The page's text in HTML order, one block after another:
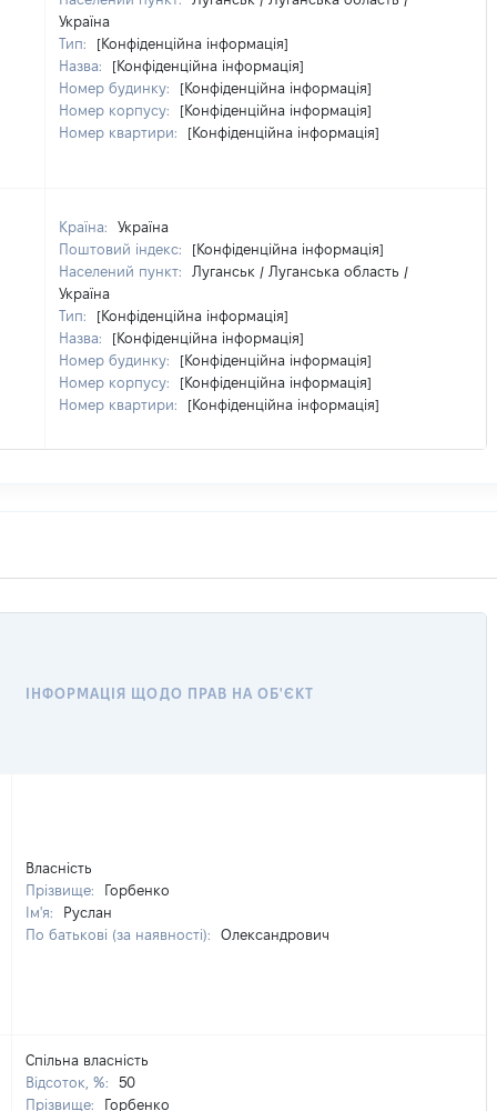
Україна
Тип:
[Конфіденційна інформація]
Назва:
[Конфіденційна інформація]
Номер будинку:
[Конфіденційна інформація]
Номер корпусу:
[Конфіденційна інформація]
Номер квартири:
[Конфіденційна інформація]
Країна:
Україна
Поштовий індекс:
[Конфіденційна інформація]
Населений пункт:
Луганськ / Луганська область /
Україна
Тип:
[Конфіденційна інформація]
Назва:
[Конфіденційна інформація]
Номер будинку:
[Конфіденційна інформація]
Номер корпусу:
[Конфіденційна інформація]
Номер квартири:
[Конфіденційна інформація]
ІНФОРМАЦІЯ ЩОДО ПРАВ НА ОБ'ЄКТ
Власність
Прізвище:
Горбенко
Ім'я:
Руслан
По батькові (за наявності):
Олександрович
Спільна власність
Відсоток, %:
50
Прізвище:
Горбенко